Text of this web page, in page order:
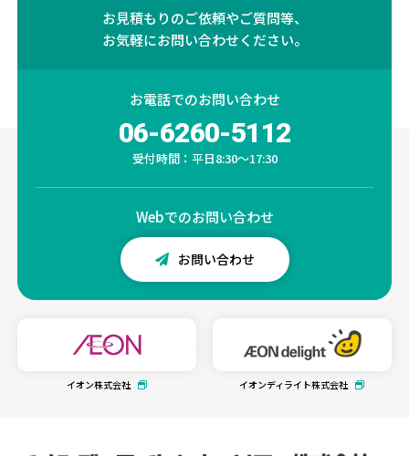
お見積もりのご依頼やご質問等、
お気軽にお問い合わせください。
お電話でのお問い合わせ
06-6260-5112
受付時間：平日8:30～17:30
Webでのお問い合わせ
お問い合わせ
イオン株式会社 イオンディライト株式会社